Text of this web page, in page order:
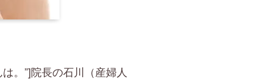
。”]院長の石川（産婦人